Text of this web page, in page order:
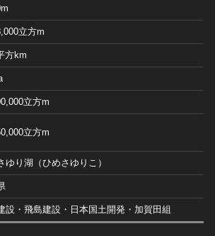
立方m
方km
立方m
立方m
ゆり湖（ひめさゆりこ）
設・飛島建設・日本国土開発・加賀田組